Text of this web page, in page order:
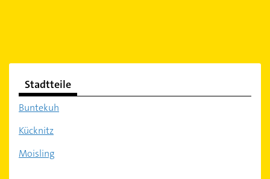
Stadtteile
Buntekuh
Kücknitz
Moisling